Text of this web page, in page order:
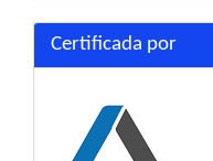
Certificada por